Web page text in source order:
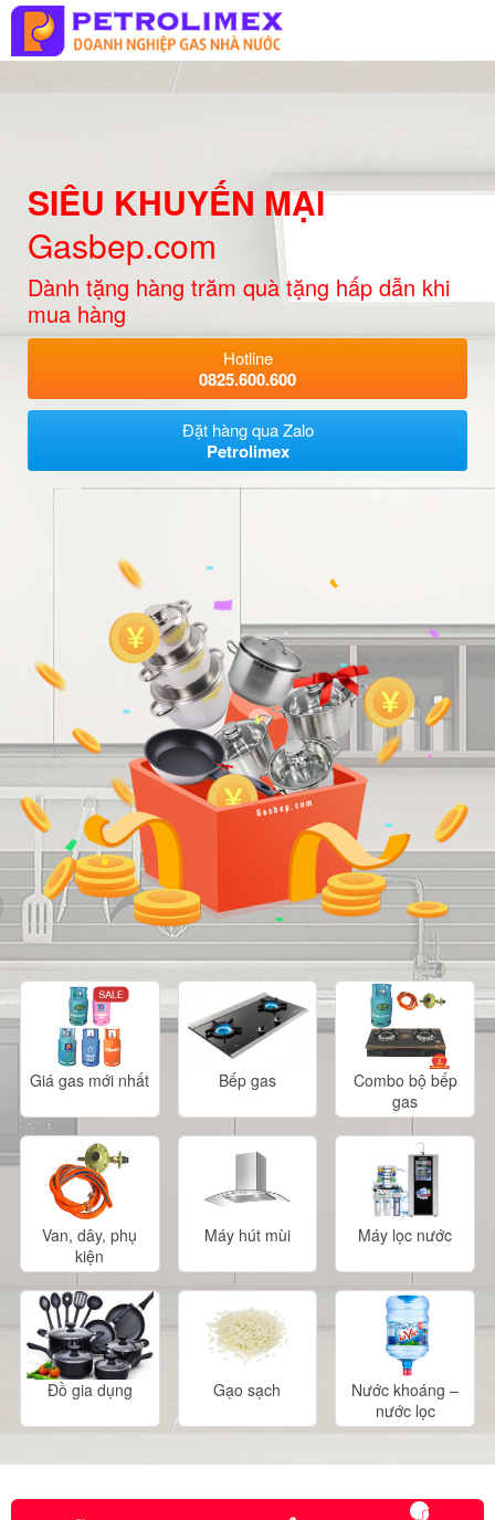
SIÊU KHUYẾN MẠI
Gasbep.com
Dành tặng hàng trăm quà tặng hấp dẫn khi
mua hàng
Hotline
0825.600.600
Đặt hàng qua Zalo
Petrolimex
Giá gas mới nhất Bếp gas
Combo bộ bếp
gas
Van, dây, phụ
kiện
Máy hút mùi Máy lọc nước
Đồ gia dụng Gạo sạch
Nước khoáng –
nước lọc